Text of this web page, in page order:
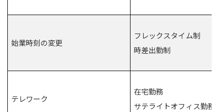
始業時刻の変更
フレックスタイム制
時差出勤制
テレワーク
在宅勤務
サテライトオフィス勤務